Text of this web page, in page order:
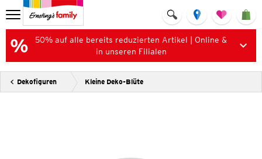
50% auf alle bereits reduzierten Artikel | Online &
in unseren Filialen
Dekofiguren Kleine Deko-Blüte